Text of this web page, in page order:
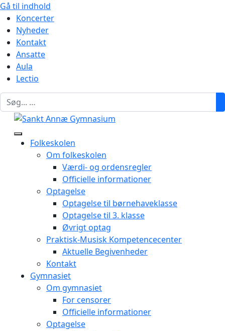
Gå til indhold
Koncerter
Nyheder
Kontakt
Ansatte
Aula
Lectio
Folkeskolen
Om folkeskolen
Værdi- og ordensregler
Officielle informationer
Optagelse
Optagelse til børnehaveklasse
Optagelse til 3. klasse
Øvrigt optag
Praktisk-Musisk Kompetencecenter
Aktuelle Begivenheder
Kontakt
Gymnasiet
Om gymnasiet
For censorer
Officielle informationer
Optagelse